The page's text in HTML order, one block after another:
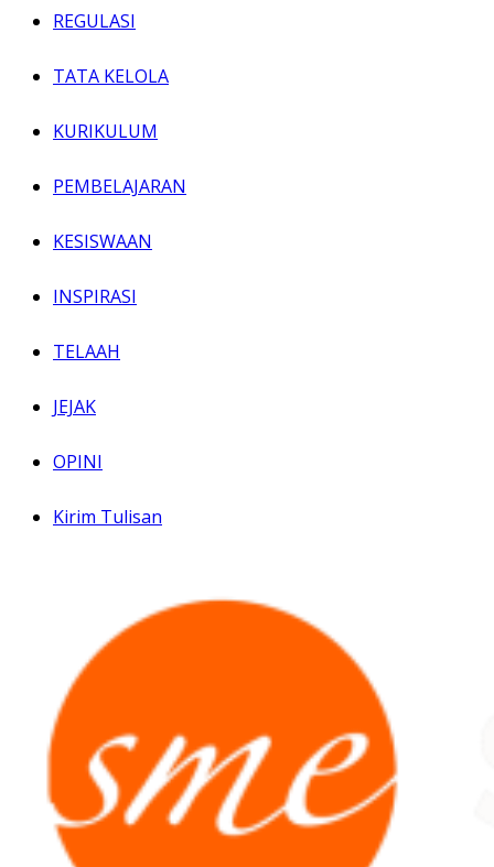
REGULASI
TATA KELOLA
KURIKULUM
PEMBELAJARAN
KESISWAAN
INSPIRASI
TELAAH
JEJAK
OPINI
Kirim Tulisan